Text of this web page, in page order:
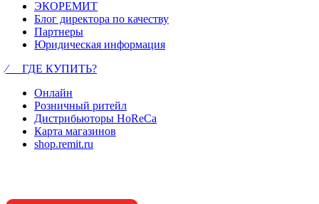
ЭКОРЕМИТ
Блог директора по качеству
Партнеры
Юридическая информация
⁄ ГДЕ КУПИТЬ?
Онлайн
Розничный ритейл
Дистрибьюторы HoReCa
Карта магазинов
shop.remit.ru